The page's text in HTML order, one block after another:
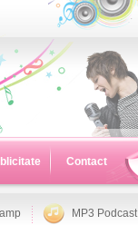
Contact
MP3 Podcast